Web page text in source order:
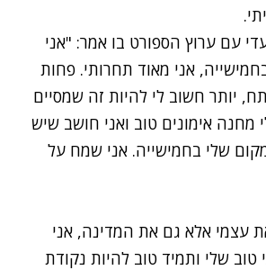
עם ערוץ הספורט בו אמר: "אני
אני מאוד תחרותי. פחות
יותר חשוב לי להיות זה שמסיים
אימונים טוב ואני חושב שיש
שלי בחמישייה. אני שמח על
עצמי אלא גם את המדינה, אני
שלי ותמיד טוב להיות נקודת